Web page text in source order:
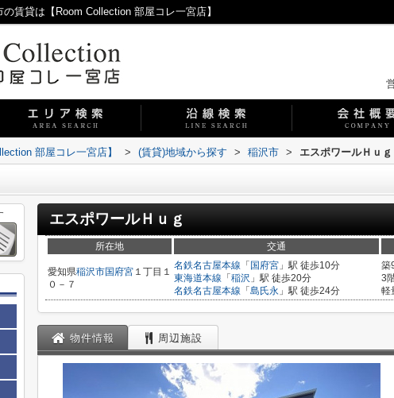
賃貸は【Room Collection 部屋コレ一宮店】
部屋コレ一宮店】 > (賃貸)地域から探す > 稲沢市 > エスポワールＨｕｇ
エスポワールＨｕｇ
所在地 交通
愛知県稲沢市国府宮 １丁目１
０－７
名鉄名古屋本線 「 国府宮 」駅 徒歩10分
東海道本線 「 稲沢 」駅 徒歩20分
名鉄名古屋本線 「 島氏永 」駅 徒歩24分
築
3
軽
物件情報 周辺施設